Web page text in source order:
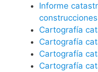
Informe
construcciones
Cartografía
Cartografía
Cartografía
Cartografía